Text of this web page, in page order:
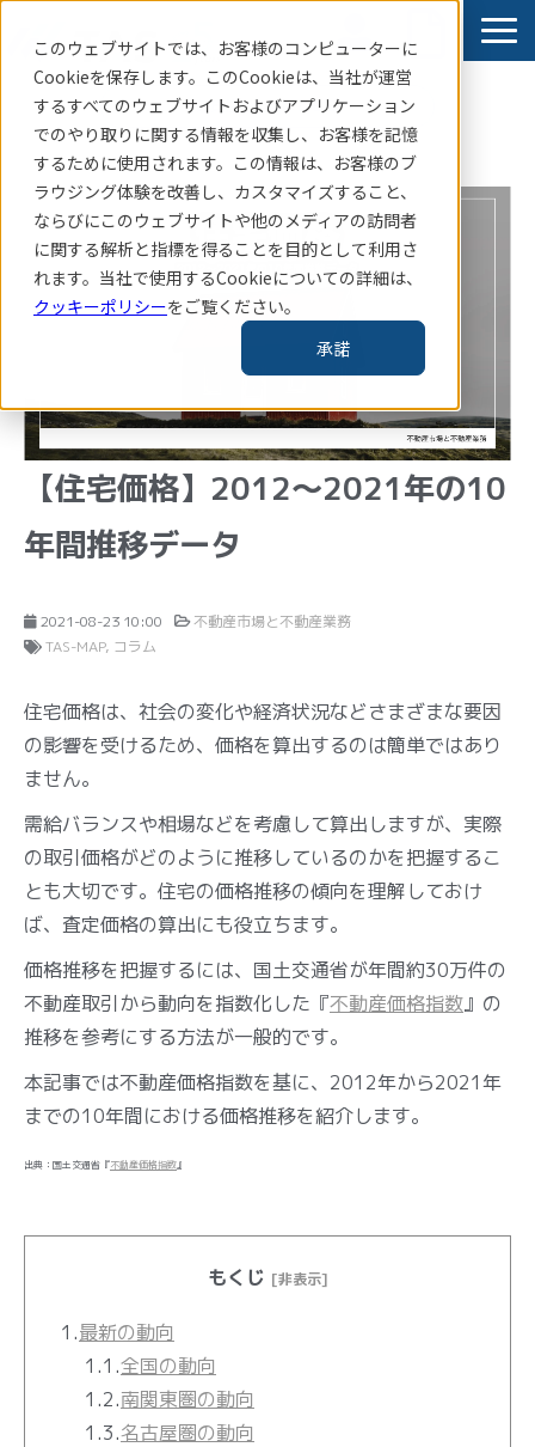
このウェブサイトでは、お客様のコンピューターに
Cookieを保存します。このCookieは、当社が運営
するすべてのウェブサイトおよびアプリケーション
でのやり取りに関する情報を収集し、お客様を記憶
するために使用されます。この情報は、お客様のブ
ラウジング体験を改善し、カスタマイズすること、
ならびにこのウェブサイトや他のメディアの訪問者
に関する解析と指標を得ることを目的として利用さ
れます。当社で使用するCookieについての詳細は、
クッキーポリシーをご覧ください。
承諾
賃貸住宅指標はこちら
サービス
導入事例
お知らせ
コラム・レポート
企業情報
TAS-MAP新規会員登録
【住宅価格】2012～2021年の10
年間推移データ
2021-08-23 10:00
不動産市場と不動産業務
TAS-MAP コラム
住宅価格は、社会の変化や経済状況などさまざまな要因
の影響を受けるため、価格を算出するのは簡単ではあり
ません。
需給バランスや相場などを考慮して算出しますが、実際
の取引価格がどのように推移しているのかを把握するこ
とも大切です。住宅の価格推移の傾向を理解しておけ
ば、査定価格の算出にも役立ちます。
価格推移を把握するには、国土交通省が年間約30万件の
不動産取引から動向を指数化した『不動産価格指数』の
推移を参考にする方法が一般的です。
本記事では不動産価格指数を基に、2012年から2021年
までの10年間における価格推移を紹介します。
出典：国土交通省『不動産価格指数』
もくじ [非表示]
1.最新の動向
1.1.全国の動向
1.2.南関東圏の動向
1.3.名古屋圏の動向